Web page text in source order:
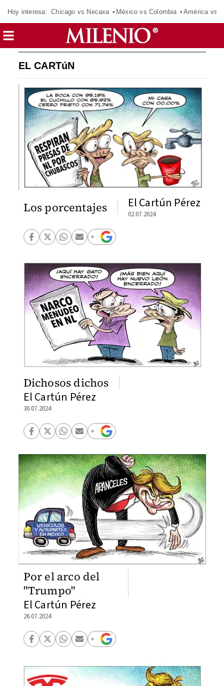
Hoy interesa: Chicago vs Necaxa México vs Colombia América vs
EL CARTúN
Los porcentajes El Cartún Pérez
02.07.2024
Dichosos dichos
El Cartún Pérez
30.07.2024
Por el arco del
"Trumpo"
El Cartún Pérez
26.07.2024